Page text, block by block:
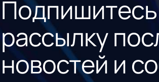
рассылку
новостей и